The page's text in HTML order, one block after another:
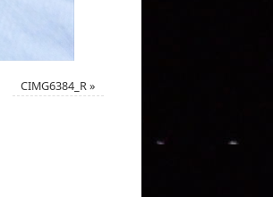
CIMG6384_R»